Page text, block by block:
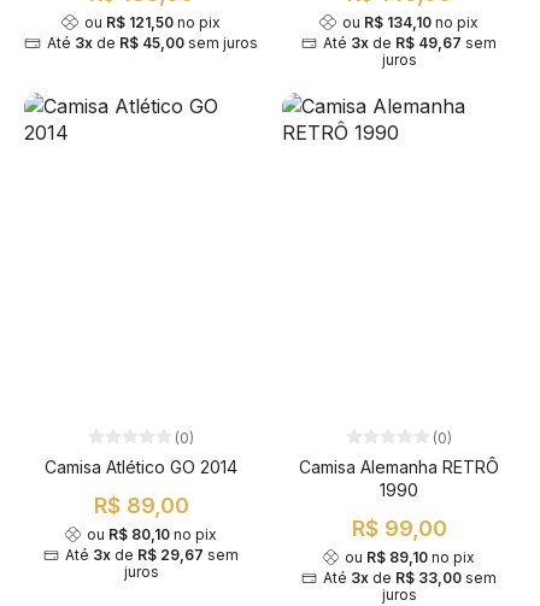
ou R$ 121,50no pix
Até 3xde R$ 45,00sem juros
ou R$ 134,10no pix
Até 3x de R$ 49,67 sem
juros
(0)
Camisa Atlético GO 2014
R$ 89,00
ou R$ 80,10 no pix
Até 3x de R$ 29,67 sem
juros
(0)
Camisa Alemanha RETRÔ
1990
R$ 99,00
ou R$ 89,10 no pix
Até 3x de R$ 33,00 sem
juros